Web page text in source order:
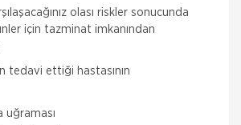
olası riskler sonucunda
için tazminat imkanından
tedavi ettiği hastasının
uğraması